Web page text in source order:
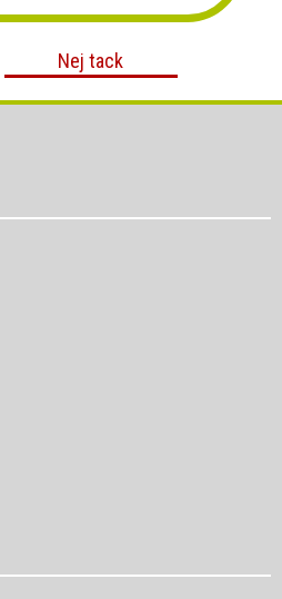
Nej tack